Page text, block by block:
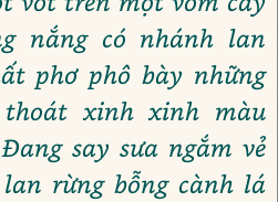
nắng có nhánh lan
phơ phô bày những
xinh xinh màu
say sưa ngắm vẻ
rừng bỗng cành lá